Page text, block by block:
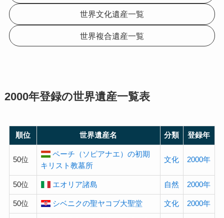
世界文化遺産一覧
世界複合遺産一覧
2000年登録の世界遺産一覧表
順位 世界遺産名 分類 登録年
50位
ペーチ（ソピアナエ）の初期
キリスト教墓所
文化 2000年
50位 エオリア諸島 自然 2000年
50位 シベニクの聖ヤコブ大聖堂 文化 2000年